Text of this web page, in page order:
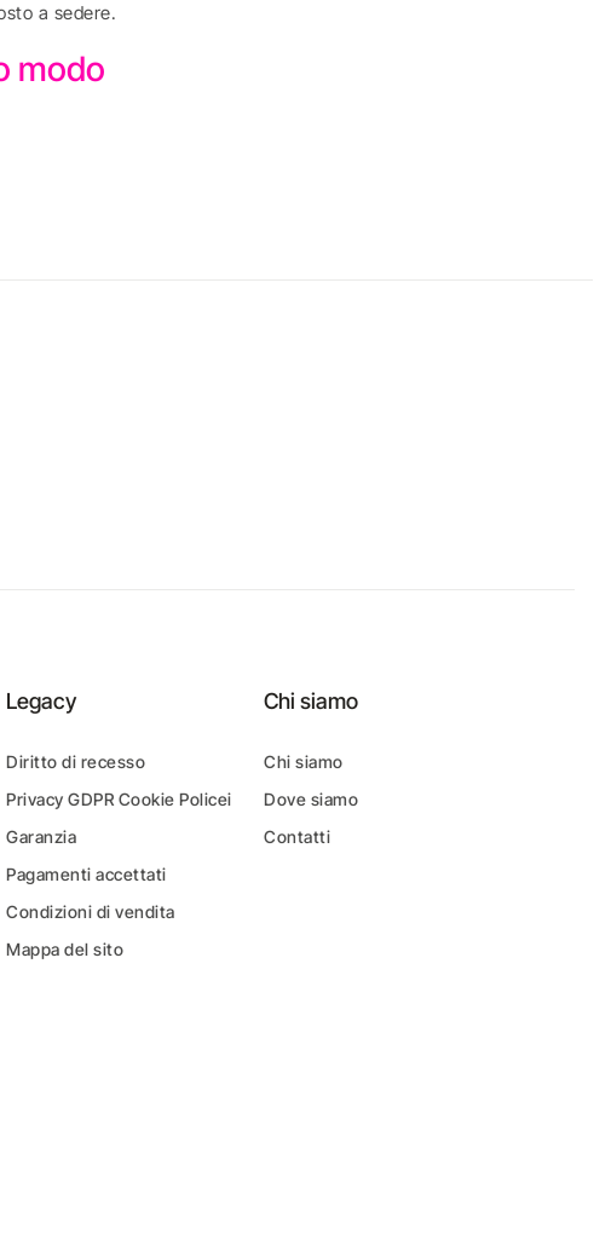
a sedere.
modo
Legacy
Diritto di recesso
Privacy GDPR Cookie Policei
Garanzia
Pagamenti accettati
Condizioni di vendita
Mappa del sito
Chi siamo
Chi siamo
Dove siamo
Contatti